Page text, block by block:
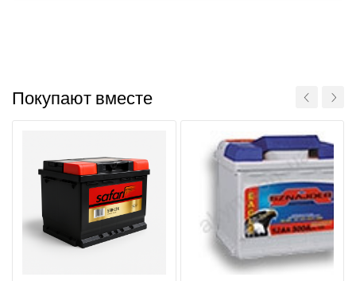
Покупают вместе